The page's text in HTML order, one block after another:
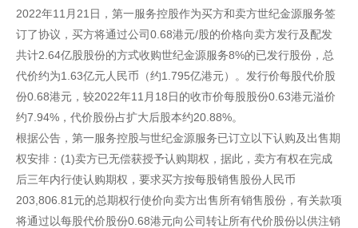
2022年11月21日，第一服务控股作为买方和卖方世纪金源服务签
订了协议，买方将通过公司0.68港元/股的价格向卖方发行及配发
共计2.64亿股股份的方式收购世纪金源服务8%的已发行股份，总
代价约为1.63亿元人民币（约1.795亿港元）。发行价每股代价股
份0.68港元，较2022年11月18日的收市价每股股份0.63港元溢价
约7.94%，代价股份占扩大后股本约20.88%。
根据公告，第一服务控股与世纪金源服务已订立以下认购及出售期
权安排：(1)卖方已无偿获授予认购期权，据此，卖方有权在完成
后三年内行使认购期权，要求买方按每股销售股份人民币
203,806.81元的总期权行使价向卖方出售所有销售股份，有关款项
将通过以每股代价股份0.68港元向公司转让所有代价股份以供注销